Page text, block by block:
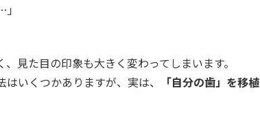
見た目の印象も大きく変わってしまいます。
いくつかありますが、実は、
「自分の歯」を移植